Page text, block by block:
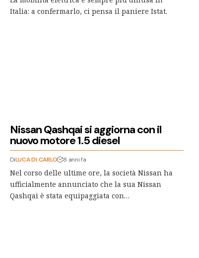
Italia: a confermarlo, ci pensa il paniere Istat.
Nissan Qashqai si aggiorna con il
nuovo motore 1.5 diesel
DiLUCA DI CARLO 8 anni fa
Nel corso delle ultime ore, la società Nissan ha
ufficialmente annunciato che la sua Nissan
Qashqai è stata equipaggiata con…